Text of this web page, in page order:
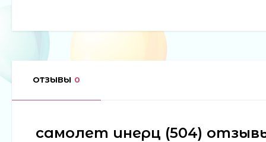
ОТЗЫВЫ 0
самолет инерц (504)